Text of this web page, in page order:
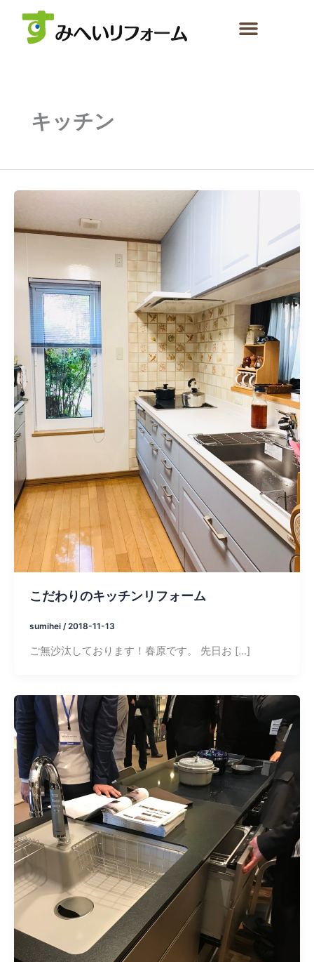
キッチン
こだわりのキッチンリフォーム
sumihei /2018-11-13
ご無沙汰しております！春原です。 先日お […]